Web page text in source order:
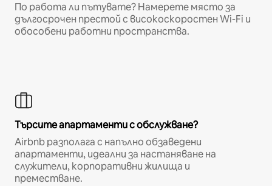
По работа ли пътувате? Намерете място за
дългосрочен престой с високоскоростен Wi-Fi и
обособени работни пространства.
Търсите апартаменти с обслужване?
Airbnb разполага с напълно обзаведени
апартаменти, идеални за настаняване на
служители, корпоративни жилища и
преместване.